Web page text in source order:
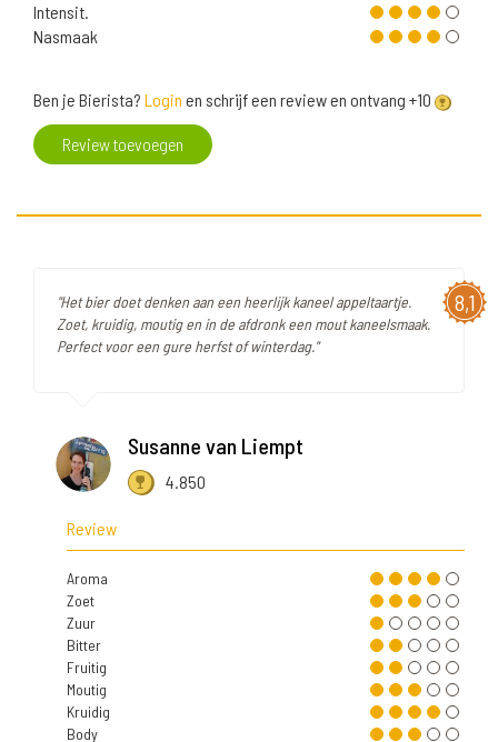
Intensit.
Nasmaak
Ben je Bierista? Login en schrijf een review en ontvang +10
Review toevoegen
8,1
"Het bier doet denken aan een heerlijk kaneel appeltaartje.
Zoet, kruidig, moutig en in de afdronk een mout kaneelsmaak.
Perfect voor een gure herfst of winterdag."
Susanne van Liempt
4.850
Review
Aroma
Zoet
Zuur
Bitter
Fruitig
Moutig
Kruidig
Body